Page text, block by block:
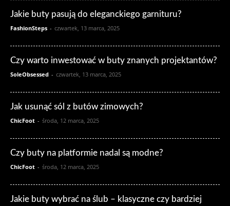
Jakie buty pasują do eleganckiego garnituru?
FashionSteps - czwartek, 13 marca, 2025
Czy warto inwestować w buty znanych projektantów?
SoleObsessed - czwartek, 13 marca, 2025
Jak usunąć sól z butów zimowych?
ChicFoot - środa, 12 marca, 2025
Czy buty na platformie nadal są modne?
ChicFoot - środa, 12 marca, 2025
Jakie buty wybrać na ślub – klasyczne czy bardziej